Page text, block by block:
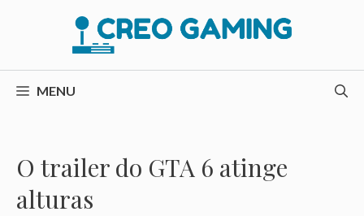
conteúdo
MENU
O trailer do GTA 6 atinge
alturas